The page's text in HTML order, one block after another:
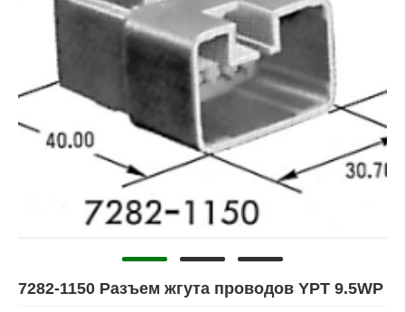
7282-1150 Разъем жгута проводов YPT 9.5WP